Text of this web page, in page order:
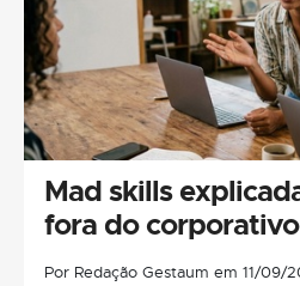
Mad skills
fora do corporativo
Por Redação Gestaum em 11/09/